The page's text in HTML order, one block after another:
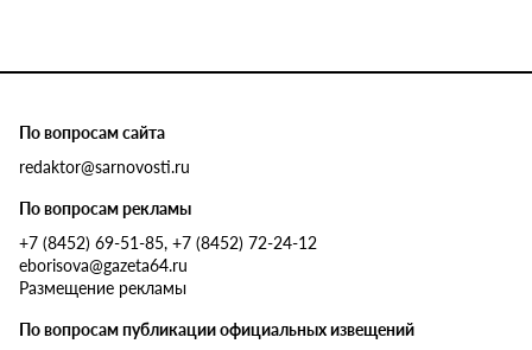
По вопросам сайта
redaktor@sarnovosti.ru
По вопросам рекламы
+7 (8452) 69-51-85, +7 (8452) 72-24-12
eborisova@gazeta64.ru
Размещение рекламы
По вопросам публикации официальных извещений